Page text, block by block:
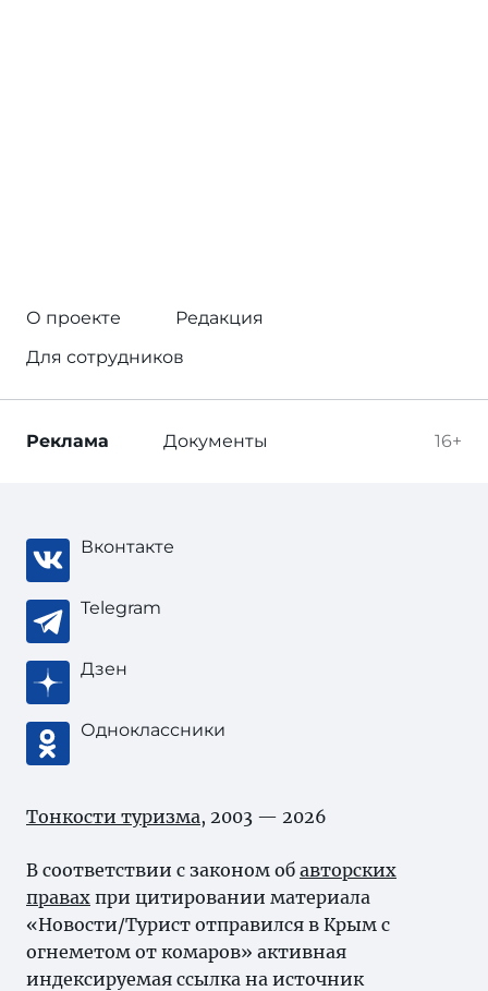
О проекте
Редакция
Для сотрудников
16+
Реклама Документы
Вконтакте
Telegram
Дзен
Одноклассники
Тонкости туризма, 2003 — 2026
В соответствии с законом об авторских
правах при цитировании материала
«Новости/Турист отправился в Крым с
огнеметом от комаров» активная
индексируемая ссылка на источник